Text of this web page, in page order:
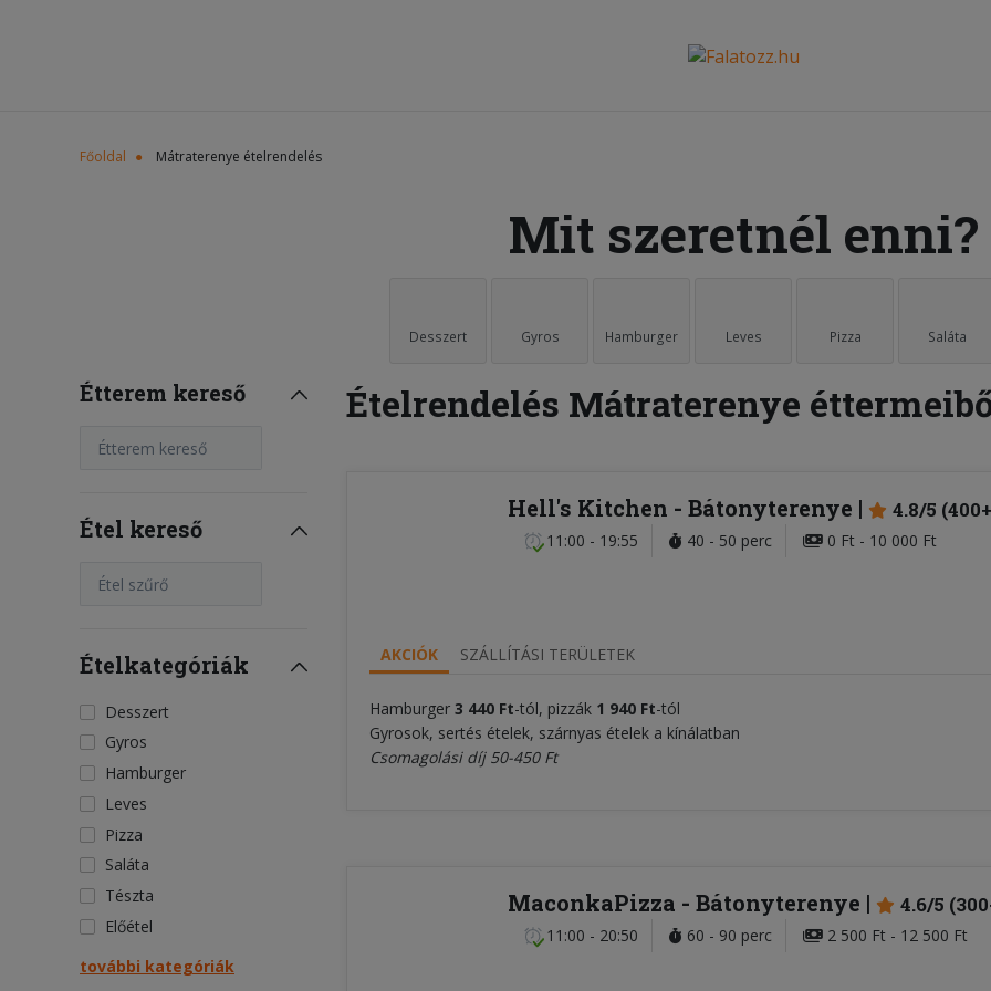
Főoldal Mátraterenye ételrendelés
Mit szeretnél enni?
Desszert Gyros Hamburger Leves Pizza Saláta
Étterem kereső
Étterem kereső
Étel kereső
Étel szűrő
Ételkategóriák
Desszert
Gyros
Hamburger
Leves
Pizza
Saláta
Tészta
Előétel
további kategóriák
Ételrendelés Mátraterenye
Hell's Kitchen - Bátonyterenye 4.8/5
11:00 - 19:55 40 - 50 perc 0 Ft - 10 000 Ft
AKCIÓK SZÁLLÍTÁSI TERÜLETEK
Hamburger 3 440 Ft-tól, pizzák 1 940 Ft-tól
Gyrosok, sertés ételek, szárnyas ételek a kínálatban
Csomagolási díj 50-450 Ft
MaconkaPizza - Bátonyterenye 4.6/5
11:00 - 20:50 60 - 90 perc 2 500 Ft - 12 500 Ft